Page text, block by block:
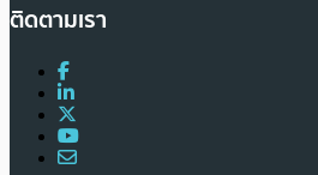
ติดตามเรา